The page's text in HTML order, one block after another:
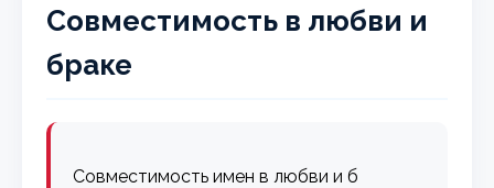
Совместимость в любви и
браке
Совместимость имен в любви и б